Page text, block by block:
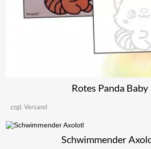
Rotes Panda Baby
zzgl. Versand
Schwimmender